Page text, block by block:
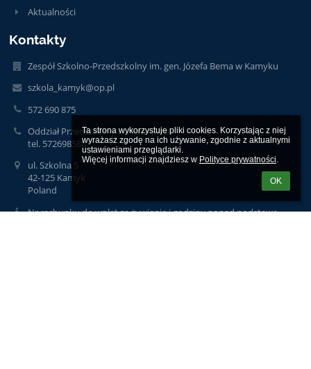
Ta strona wykorzystuje pliki cookies. Korzystając z niej
wyrażasz zgodę na ich używanie, zgodnie z aktualnymi
ustawieniami przeglądarki.
Więcej informacji znajdziesz w Polityce prywatności.
OK
Aktualności
Kontakty
Zespół Szkolno-Przedszkolny im. gen. Józefa Bema w Kamyku
szkola_kamyk@op.pl
572 690 875
Oddział Przedszkolny w Nowej Wsi
tel. 572698588
ul. Szkolna 5
42-125 Kamyk
Poland
Nr rachunku do wpłat za żywienie i godziny ponad podstawę